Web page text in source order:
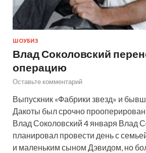
ШОУБИЗ
Влад Соколовский
операцию
Оставьте комментарий
Выпускник «Фабрики звезд» и
Дакоты был срочно
Влад Соколовский 4 января Влад
планировал провести день с
и маленьким сыном Дэвидом, но